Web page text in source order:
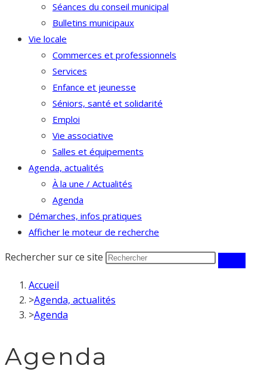
Séances du conseil municipal
Bulletins municipaux
Vie locale
Commerces et professionnels
Services
Enfance et jeunesse
Séniors, santé et solidarité
Emploi
Vie associative
Salles et équipements
Agenda, actualités
À la une / Actualités
Agenda
Démarches, infos pratiques
Afficher le moteur de recherche
Rechercher sur ce site
Accueil
>Agenda, actualités
>Agenda
Agenda